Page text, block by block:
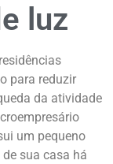
luz
para reduzir
da atividade
um pequeno
sua casa há